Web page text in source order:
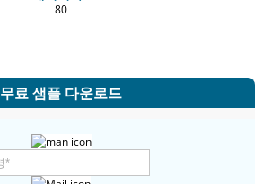
80
무료 샘플 다운로드